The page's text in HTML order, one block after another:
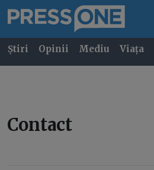
Știri Opinii Mediu Viața
Contact